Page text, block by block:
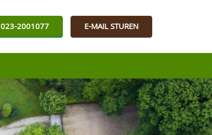
023-2001077 E-MAIL STUREN